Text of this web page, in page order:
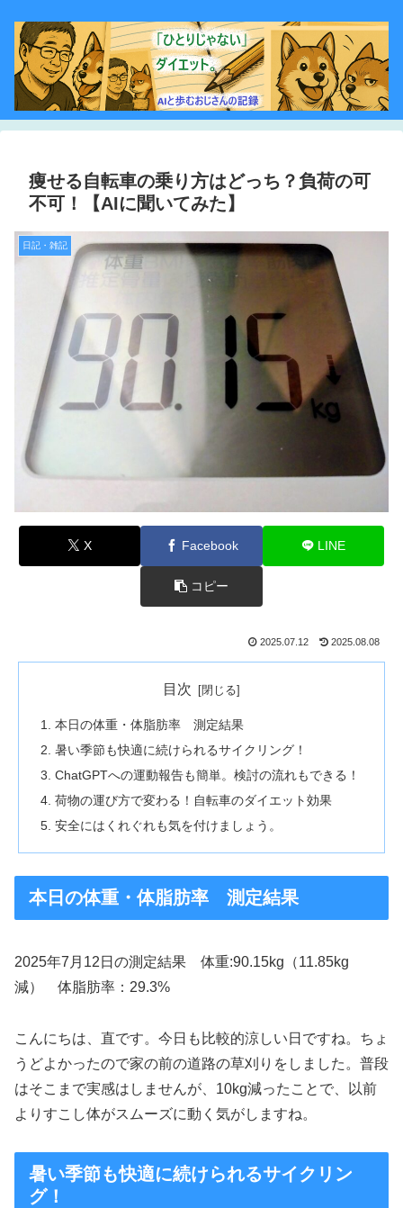
痩せる自転車の乗り方はどっち？負荷の可
不可！【AIに聞いてみた】
日記・雑記
X Facebook LINE
コピー
2025.07.12 2025.08.08
目次
本日の体重・体脂肪率 測定結果
暑い季節も快適に続けられるサイクリング！
ChatGPTへの運動報告も簡単。検討の流れもできる！
荷物の運び方で変わる！自転車のダイエット効果
安全にはくれぐれも気を付けましょう。
本日の体重・体脂肪率 測定結果
2025年7月12日の測定結果 体重:90.15kg（11.85kg
減） 体脂肪率：29.3%
こんにちは、直です。今日も比較的涼しい日ですね。ちょ
うどよかったので家の前の道路の草刈りをしました。普段
はそこまで実感はしませんが、10kg減ったことで、以前
よりすこし体がスムーズに動く気がしますね。
暑い季節も快適に続けられるサイクリン
グ！